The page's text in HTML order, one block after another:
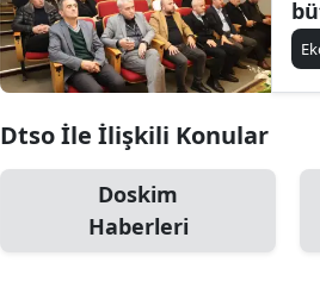
Dtso İle İlişkili Konular
Doskim
Haberleri